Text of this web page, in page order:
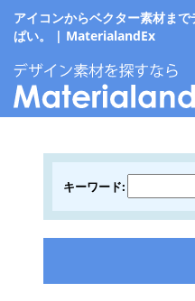
アイコンからベクター素材ま
ぱい。 | MaterialandEx
キーワード: